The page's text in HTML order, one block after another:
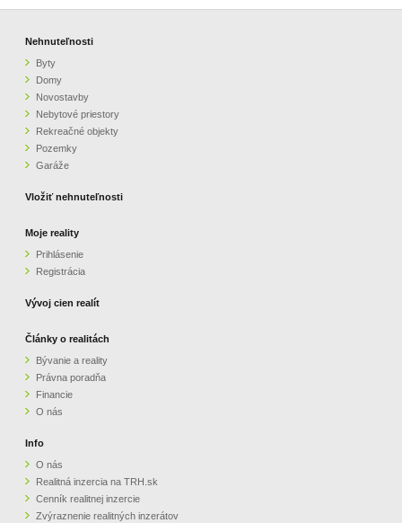
Nehnuteľnosti
Byty
Domy
Novostavby
Nebytové priestory
Rekreačné objekty
Pozemky
Garáže
Vložiť nehnuteľnosti
Moje reality
Prihlásenie
Registrácia
Vývoj cien realít
Články o realitách
Bývanie a reality
Právna poradňa
Financie
O nás
Info
O nás
Realitná inzercia na TRH.sk
Cenník realitnej inzercie
Zvýraznenie realitných inzerátov